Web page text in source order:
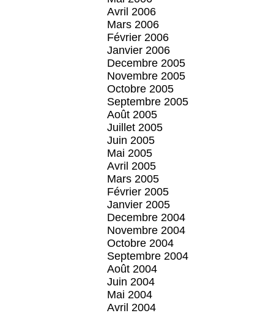
Avril 2006
Mars 2006
Février 2006
Janvier 2006
Decembre 2005
Novembre 2005
Octobre 2005
Septembre 2005
Août 2005
Juillet 2005
Juin 2005
Mai 2005
Avril 2005
Mars 2005
Février 2005
Janvier 2005
Decembre 2004
Novembre 2004
Octobre 2004
Septembre 2004
Août 2004
Juin 2004
Mai 2004
Avril 2004